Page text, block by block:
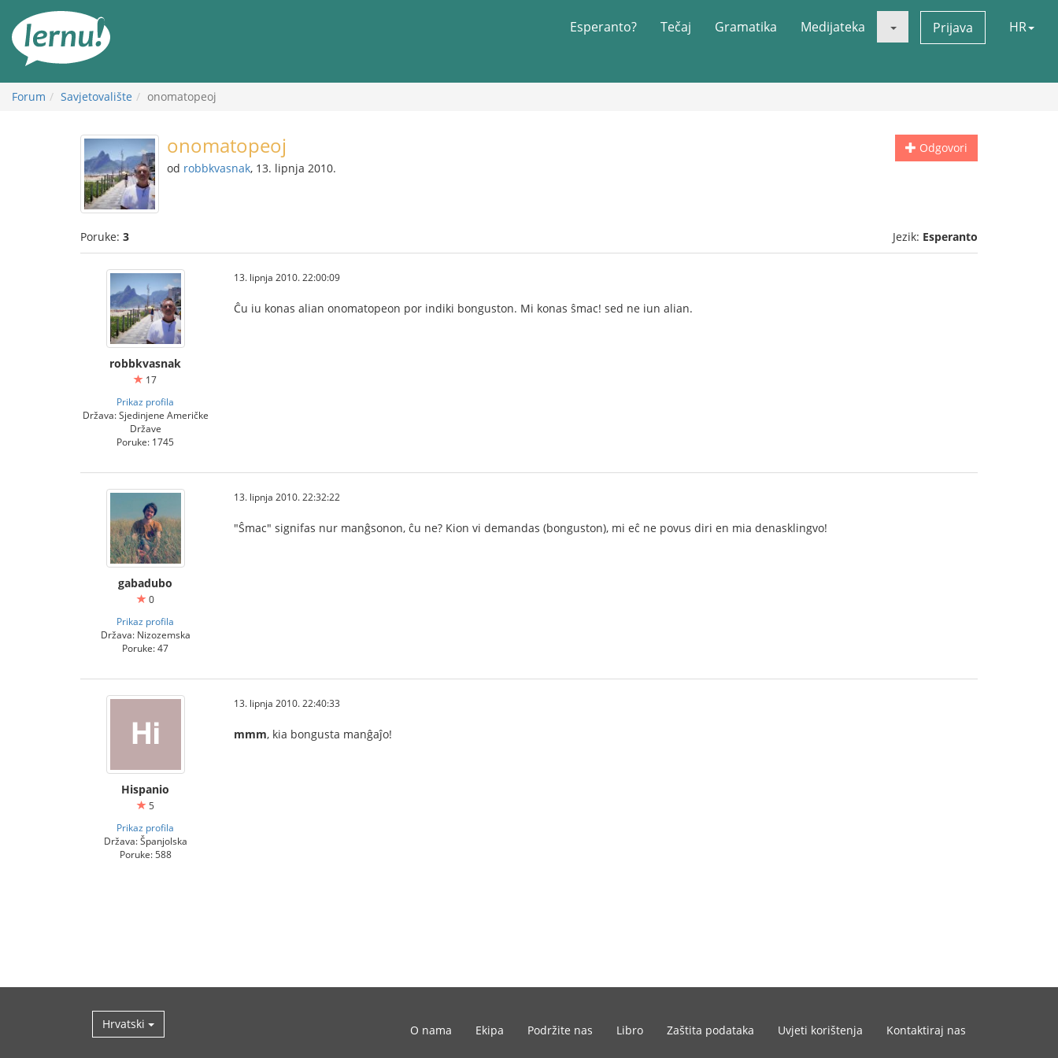
Esperanto? Tečaj Gramatika Medijateka Prijava HR
Forum Savjetovalište onomatopeoj
Odgovori
onomatopeoj
od robbkvasnak, 13. lipnja 2010.
Poruke: 3 Jezik: Esperanto
robbkvasnak
17
Prikaz profila
Država: Sjedinjene Američke
Države
Poruke: 1745
13. lipnja 2010. 22:00:09
Ĉu iu konas alian onomatopeon por indiki bonguston. Mi konas ŝmac! sed ne iun alian.
gabadubo
0
Prikaz profila
Država: Nizozemska
Poruke: 47
13. lipnja 2010. 22:32:22
"Ŝmac" signifas nur manĝsonon, ĉu ne? Kion vi demandas (bonguston), mi eĉ ne povus diri en mia denasklingvo!
Hispanio
5
Prikaz profila
Država: Španjolska
Poruke: 588
13. lipnja 2010. 22:40:33
mmm, kia bongusta manĝaĵo!
Hrvatski O nama Ekipa Podržite nas Libro Zaštita podataka Uvjeti korištenja Kontaktiraj nas